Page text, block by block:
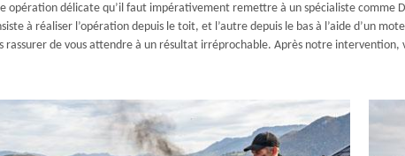
opération délicate qu’il faut impérativement remettre à un spécialiste
à réaliser l’opération depuis le toit, et l’autre depuis le bas à l’aide d’un
rassurer de vous attendre à un résultat irréprochable. Après notre